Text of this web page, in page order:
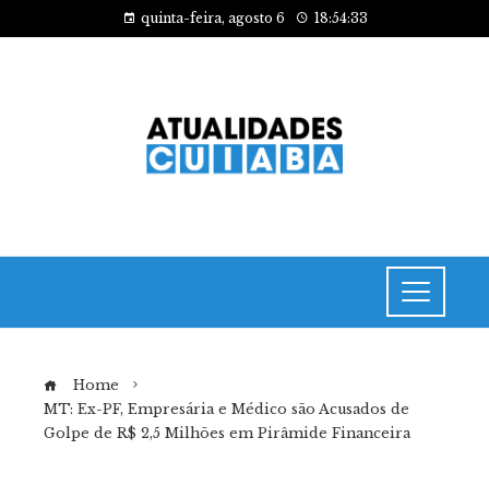
quinta-feira, agosto 6 18:54:34
Home
MT: Ex-PF, Empresária e Médico são Acusados de
Golpe de R$ 2,5 Milhões em Pirâmide Financeira